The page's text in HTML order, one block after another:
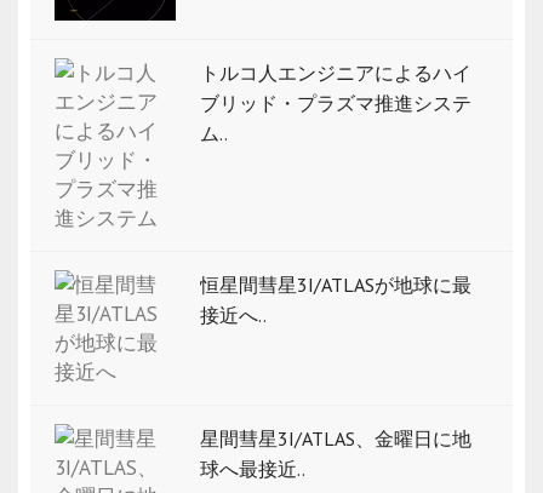
トルコ人エンジニアによるハイ
ブリッド・プラズマ推進システ
ム..
恒星間彗星3I/ATLASが地球に最
接近へ..
星間彗星3I/ATLAS、金曜日に地
球へ最接近..